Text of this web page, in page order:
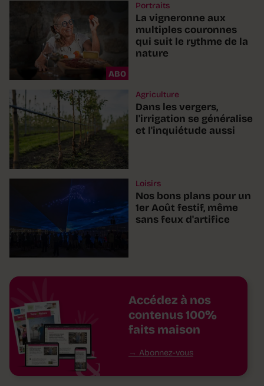
ABO
Portraits
La vigneronne aux
multiples couronnes
qui suit le rythme de la
nature
Agriculture
Dans les vergers,
l'irrigation se généralise
et l'inquiétude aussi
Loisirs
Nos bons plans pour un
1er Août festif, même
sans feux d'artifice
Accédez à nos
contenus 100%
faits maison
Abonnez-vous